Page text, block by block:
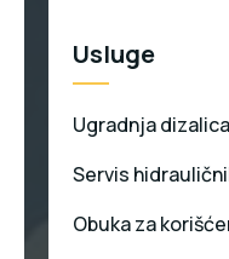
Usluge
Ugradnja
Servis
Obuka za